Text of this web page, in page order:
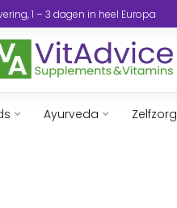
1 – 3 dagen in heel Europa
Ayurveda Zelfzorg